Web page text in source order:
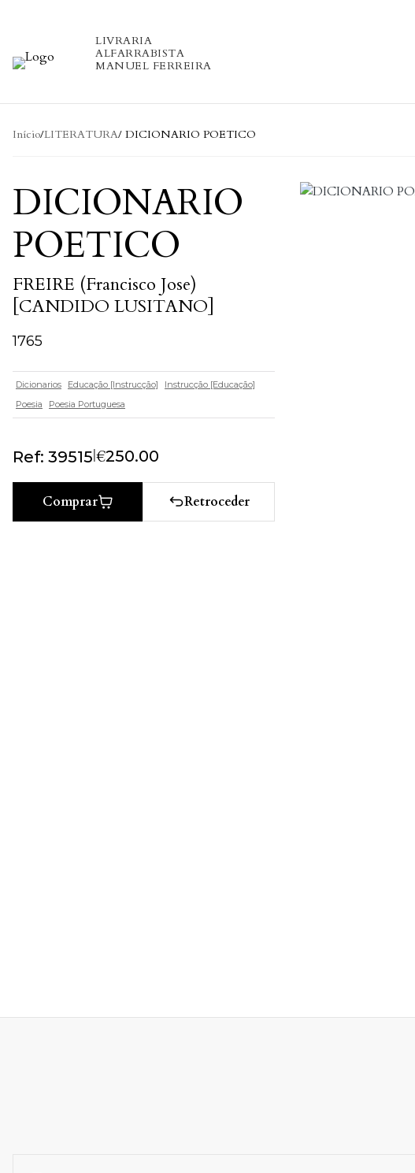
LIVRARIA
ALFARRABISTA
MANUEL FERREIRA
Início/LITERATURA/ DICIONARIO POETICO
DICIONARIO
POETICO
FREIRE (Francisco Jose)
[CANDIDO LUSITANO]
1765
Dicionarios Educação [Instrucção]
Instrucção [Educação]
Poesia
Poesia Portuguesa
Ref: 39515|€250.00
Comprar Retroceder